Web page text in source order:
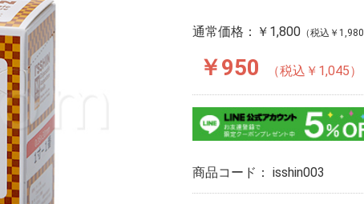
通常価格： ￥1,800 ￥1,980
￥950 ￥1,045
商品コード： isshin003